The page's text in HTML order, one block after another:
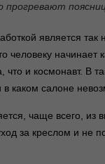
прогревают
является
человеку начинает
что и космонавт. В
каком салоне
чаще всего, из
за креслом и не